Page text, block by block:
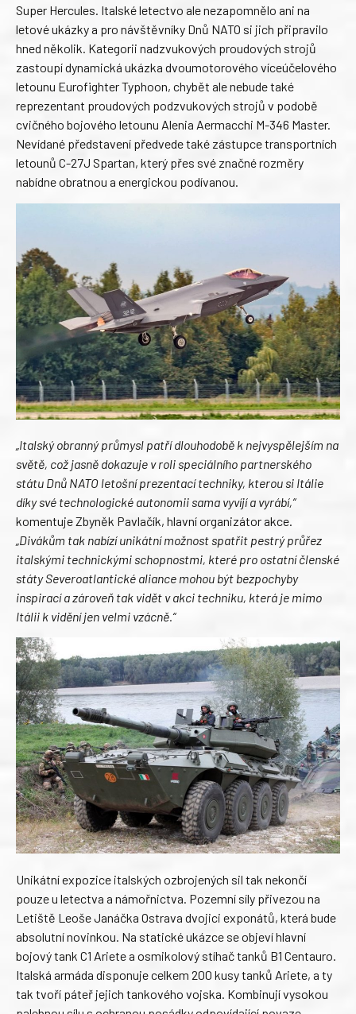
Super Hercules. Italské letectvo ale nezapomnělo ani na
letové ukázky a pro návštěvníky Dnů NATO si jich připravilo
hned několik. Kategorii nadzvukových proudových strojů
zastoupí dynamická ukázka dvoumotorového víceúčelového
letounu Eurofighter Typhoon, chybět ale nebude také
reprezentant proudových podzvukových strojů v podobě
cvičného bojového letounu Alenia Aermacchi M-346 Master.
Nevídané představení předvede také zástupce transportních
letounů C-27J Spartan, který přes své značné rozměry
nabídne obratnou a energickou podívanou.
„Italský obranný průmysl patří dlouhodobě k nejvyspělejším na
světě, což jasně dokazuje v roli speciálního partnerského
státu Dnů NATO letošní prezentací techniky, kterou si Itálie
díky své technologické autonomii sama vyvíjí a vyrábí,“
komentuje Zbyněk Pavlačík, hlavní organizátor akce.
„Divákům tak nabízí unikátní možnost spatřit pestrý průřez
italskými technickými schopnostmi, které pro ostatní členské
státy Severoatlantické aliance mohou být bezpochyby
inspirací a zároveň tak vidět v akci techniku, která je mimo
Itálii k vidění jen velmi vzácně.“
Unikátní expozice italských ozbrojených sil tak nekončí
pouze u letectva a námořnictva. Pozemní síly přivezou na
Letiště Leoše Janáčka Ostrava dvojici exponátů, která bude
absolutní novinkou. Na statické ukázce se objeví hlavní
bojový tank C1 Ariete a osmikolový stíhač tanků B1 Centauro.
Italská armáda disponuje celkem 200 kusy tanků Ariete, a ty
tak tvoří páteř jejich tankového vojska. Kombinují vysokou